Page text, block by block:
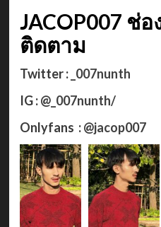
JACOP007 ช่อ
ติดตาม
Twitter : _007nunth
IG :@_007nunth/
Onlyfans :@jacop007